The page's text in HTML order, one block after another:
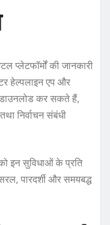
प्लेटफॉर्मों की जानकारी
हेल्पलाइन एप और
डाउनलोड कर सकते हैं,
निर्वाचन संबंधी
इन सुविधाओं के प्रति
पारदर्शी और समयबद्ध